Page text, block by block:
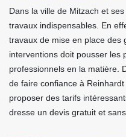
Dans la ville de Mitzach et
travaux indispensables. En
travaux de mise en place des
interventions doit pousser les
professionnels en la matière.
de faire confiance à
proposer des tarifs
dresse un devis gratuit et